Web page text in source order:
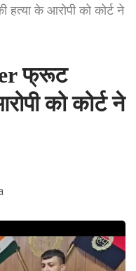
के आरोपी को कोर्ट ने
फ्रूट
को कोर्ट ने